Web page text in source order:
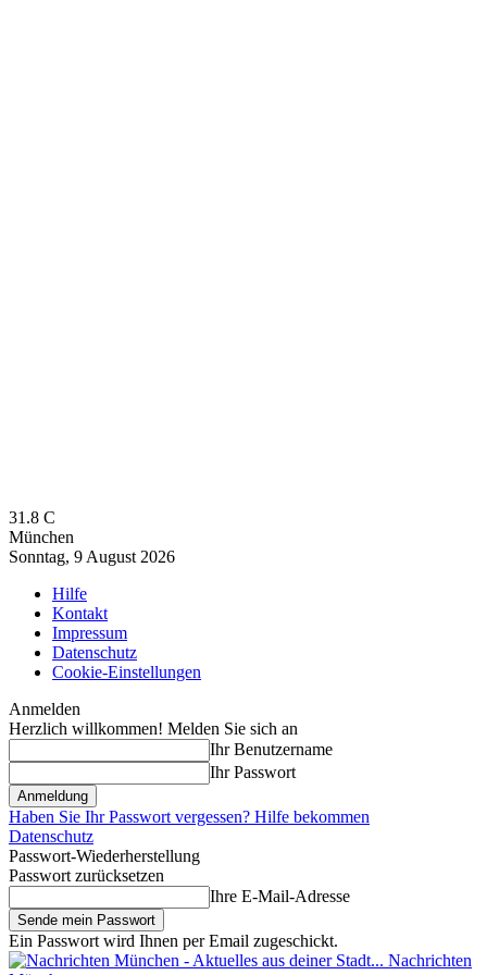
31.8 C
München
Sonntag, 9 August 2026
Hilfe
Kontakt
Impressum
Datenschutz
Cookie-Einstellungen
Anmelden
Herzlich willkommen! Melden Sie sich an
Ihr Benutzername
Ihr Passwort
Haben Sie Ihr Passwort vergessen? Hilfe bekommen
Datenschutz
Passwort-Wiederherstellung
Passwort zurücksetzen
Ihre E-Mail-Adresse
Ein Passwort wird Ihnen per Email zugeschickt.
Nachrichten